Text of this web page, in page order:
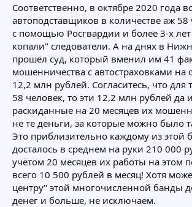
Соответственно, в октябре 2020 года
автоподставщиков в количестве аж 58
с помощью Росгвардии и более 3-х
копали" следователи. А на днях в
прошёл суд, который вменил им 41
мошенничества с автостраховками
12,2 млн рублей. Согласитесь, что для
58 человек, то эти 12,2 млн рублей да
раскиданные на 20 месяцев их
не те деньги, за которые можно было
Это приблизительно каждому из этой
досталось в среднем на руки 210 000
учётом 20 месяцев их работы на этом
всего 10 500 рублей в месяц! Хотя
центру" этой многочисленной банды
денег и больше, не исключаем.